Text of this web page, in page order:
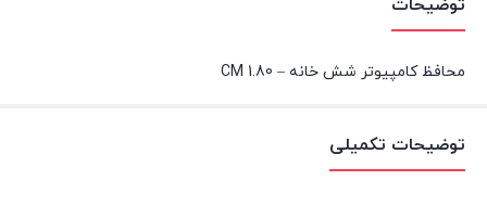
توضیحات
محافظ کامپیوتر شش خانه – 1.80 CM
توضیحات تکمیلی